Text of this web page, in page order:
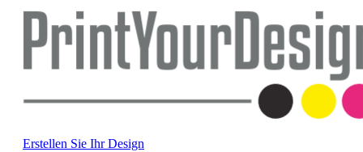
Erstellen Sie Ihr Design